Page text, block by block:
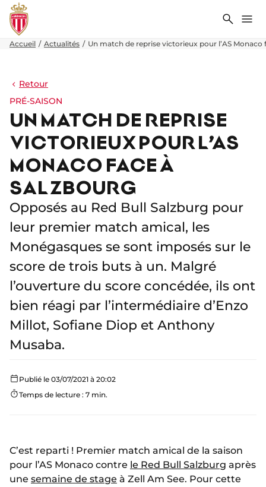
Accueil Actualités Un match de reprise victorieux pour l’AS Monaco
Retour
PRÉ-SAISON
UN MATCH DE REPRISE
VICTORIEUX POUR L’AS
MONACO FACE À
SALZBOURG
Opposés au Red Bull Salzburg pour
leur premier match amical, les
Monégasques se sont imposés sur le
score de trois buts à un. Malgré
l’ouverture du score concédée, ils ont
bien réagi par l’intermédiaire d’Enzo
Millot, Sofiane Diop et Anthony
Musaba.
Publié le 03/07/2021 à 20:02
Temps de lecture : 7 min.
C’est reparti ! Premier match amical de la saison
pour l’AS Monaco contre le Red Bull Salzburg après
une semaine de stage à Zell Am See. Pour cette